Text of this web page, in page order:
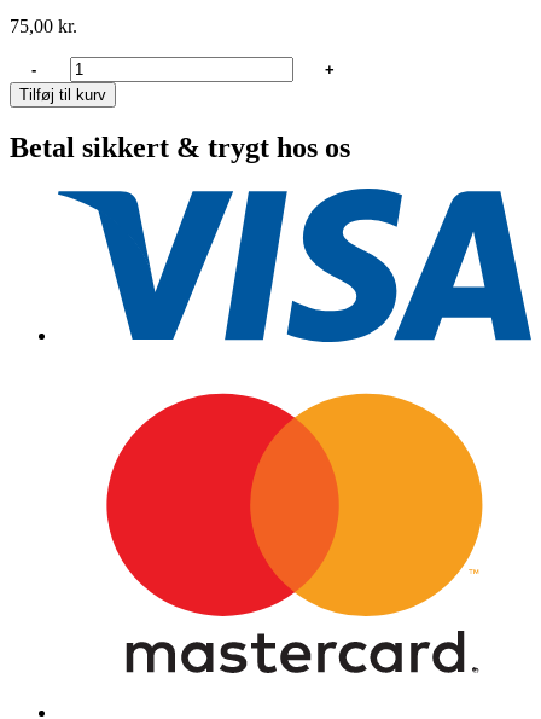
75,00 kr.
Lewmar
Cleat
-
bøjle
-
+
Tilføj til kurv
Betal sikkert & trygt hos os